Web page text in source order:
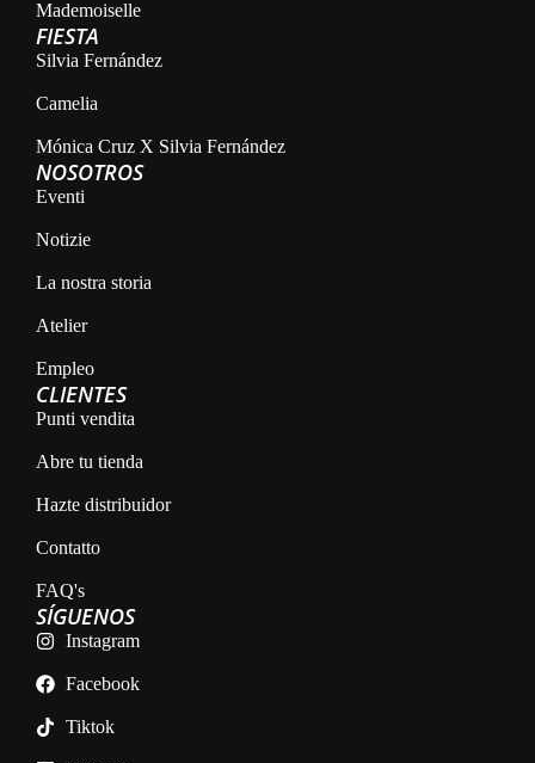
Mademoiselle
FIESTA
Silvia Fernández
Camelia
Mónica Cruz X Silvia Fernández
NOSOTROS
Eventi
Notizie
La nostra storia
Atelier
Empleo
CLIENTES
Punti vendita
Abre tu tienda
Hazte distribuidor
Contatto
FAQ's
SÍGUENOS
Instagram
Facebook
Tiktok